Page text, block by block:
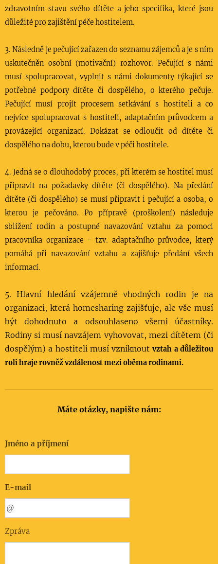
zdravotním stavu svého dítěte a jeho specifika, které jsou
důležité pro zajištění péče hostitelem.
3. Následně je pečující zařazen do seznamu zájemců a je s ním
uskutečněn osobní (motivační) rozhovor. Pečující s námi
musí spolupracovat, vyplnit s námi dokumenty týkající se
potřebné podpory dítěte či dospělého, o kterého pečuje.
Pečující musí projít procesem setkávání s hostiteli a co
nejvíce spolupracovat s hostiteli, adaptačním průvodcem a
provázející organizací. Dokázat se odloučit od dítěte či
dospělého na dobu, kterou bude v péči hostitele.
4. Jedná se o dlouhodobý proces, při kterém se hostitel musí
připravit na požadavky dítěte (či dospělého). Na předání
dítěte (či dospělého) se musí připravit i pečující a osoba, o
kterou je pečováno. Po přípravě (proškolení) následuje
sblížení rodin a postupné navazování vztahu za pomoci
pracovníka organizace - tzv. adaptačního průvodce, který
pomáhá při navazování vztahu a zajišťuje předání všech
informací.
5. Hlavní hledání vzájemně vhodných rodin je na
organizaci, která homesharing zajišťuje, ale vše musí
být dohodnuto a odsouhlaseno všemi účastníky.
Rodiny si musí navzájem vyhovovat, mezi dítětem (či
dospělým) a hostiteli musí vzniknoutvztah a důležitou
roli hraje rovněž vzdálenost mezi oběma rodinami.
Máte otázky, napište nám:
Jméno a příjmení
E-mail
Zpráva